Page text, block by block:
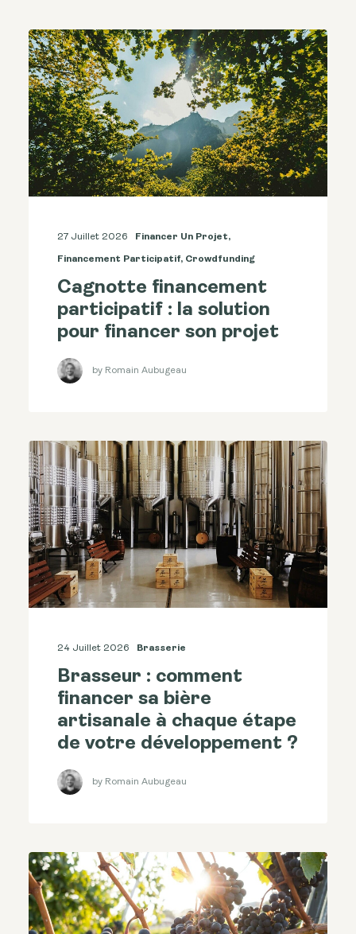
27 Juillet 2026 Financer Un Projet,
Financement Participatif, Crowdfunding
Cagnotte financement
participatif : la solution
pour financer son projet
by Romain Aubugeau
24 Juillet 2026 Brasserie
Brasseur : comment
financer sa bière
artisanale à chaque étape
de votre développement ?
by Romain Aubugeau